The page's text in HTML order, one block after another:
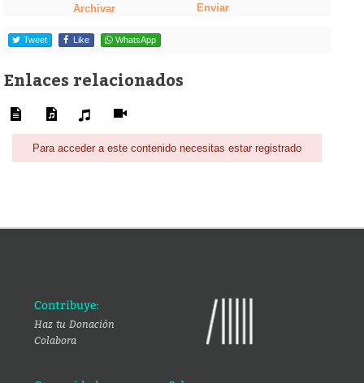
Archivar Enviar
Tweet Like WhatsApp
Enlaces relacionados
Para acceder a este contenido necesitas estar registrado
Contribuye:
Haz tu Donación
Colabora